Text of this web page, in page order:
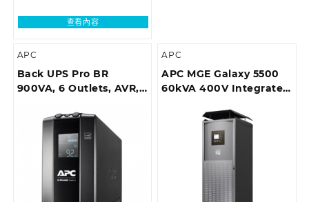
查看內容
APC
Back UPS Pro BR
900VA, 6 Outlets, AVR,
APC
APC MGE Galaxy 5500
60kVA 400V Integrated